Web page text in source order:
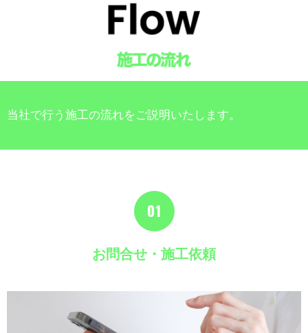
当社で行う施工の流れをご説明いたします。
01
お問合せ・施工依頼